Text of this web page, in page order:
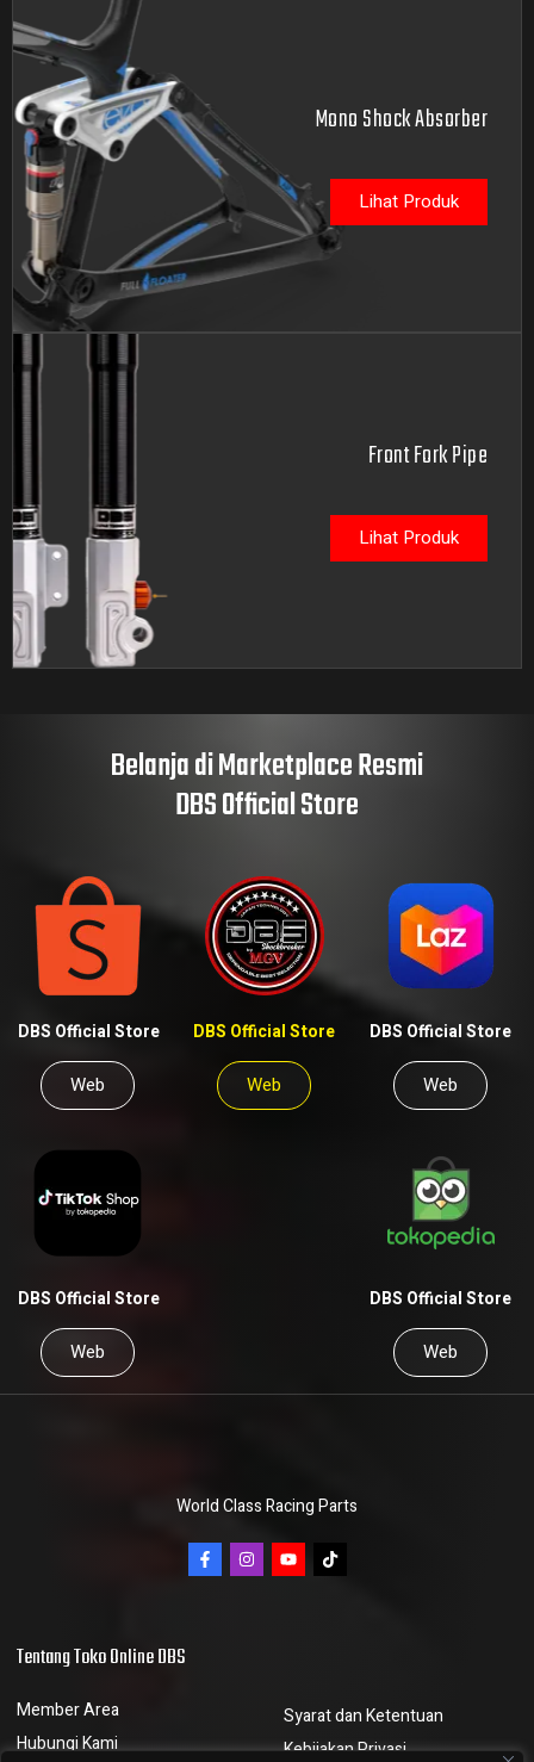
Mono Shock Absorber
Lihat Produk
Front Fork Pipe
Lihat Produk
Belanja di Marketplace Resmi
DBS Official Store
DBS Official Store
Web
DBS Official Store
Web
DBS Official Store
Web
DBS Official Store
Web
DBS Official Store
Web
World Class Racing Parts
Tentang Toko Online DBS
Member Area
Hubungi Kami
Syarat dan Ketentuan
Kebijakan Privasi